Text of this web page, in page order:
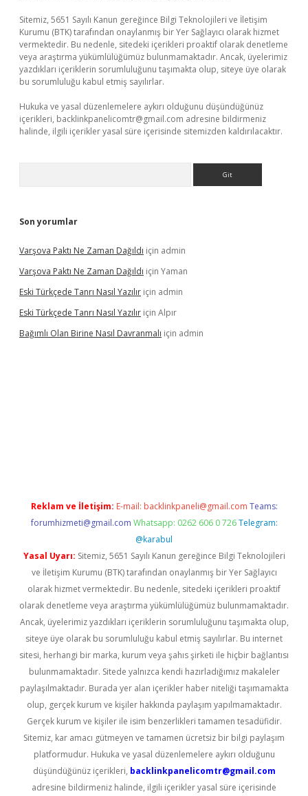
Sitemiz, 5651 Sayılı Kanun gereğince Bilgi Teknolojileri ve İletişim
Kurumu (BTK) tarafından onaylanmış bir Yer Sağlayıcı olarak hizmet
vermektedir. Bu nedenle, sitedeki içerikleri proaktif olarak denetleme
veya araştırma yükümlülüğümüz bulunmamaktadır. Ancak, üyelerimiz
yazdıkları içeriklerin sorumluluğunu taşımakta olup, siteye üye olarak
bu sorumluluğu kabul etmiş sayılırlar.
Hukuka ve yasal düzenlemelere aykırı olduğunu düşündüğünüz
içerikleri, backlinkpanelicomtr@gmail.com adresine bildirmeniz
halinde, ilgili içerikler yasal süre içerisinde sitemizden kaldırılacaktır.
Son yorumlar
Varşova Paktı Ne Zaman Dağıldı için admin
Varşova Paktı Ne Zaman Dağıldı için Yaman
Eski Türkçede Tanrı Nasıl Yazılır için admin
Eski Türkçede Tanrı Nasıl Yazılır için Alpır
Bağımlı Olan Birine Nasıl Davranmalı için admin
Reklam ve İletişim: E-mail: backlinkpaneli@gmail.com Teams:
forumhizmeti@gmail.com Whatsapp: 0262 606 0 726 Telegram:
@karabul
Yasal Uyarı: Sitemiz, 5651 Sayılı Kanun gereğince Bilgi Teknolojileri
ve İletişim Kurumu (BTK) tarafından onaylanmış bir Yer Sağlayıcı
olarak hizmet vermektedir. Bu nedenle, sitedeki içerikleri proaktif
olarak denetleme veya araştırma yükümlülüğümüz bulunmamaktadır.
Ancak, üyelerimiz yazdıkları içeriklerin sorumluluğunu taşımakta olup,
siteye üye olarak bu sorumluluğu kabul etmiş sayılırlar. Bu internet
sitesi, herhangi bir marka, kurum veya şahıs şirketi ile hiçbir bağlantısı
bulunmamaktadır. Sitede yalnızca kendi hazırladığımız makaleler
paylaşılmaktadır. Burada yer alan içerikler haber niteliği taşımamakta
olup, gerçek kurum ve kişiler hakkında paylaşım yapılmamaktadır.
Gerçek kurum ve kişiler ile isim benzerlikleri tamamen tesadüfidir.
Sitemiz, kar amacı gütmeyen ve tamamen ücretsiz bir bilgi paylaşım
platformudur. Hukuka ve yasal düzenlemelere aykırı olduğunu
düşündüğünüz içerikleri, backlinkpanelicomtr@gmail.com
adresine bildirmeniz halinde, ilgili içerikler yasal süre içerisinde